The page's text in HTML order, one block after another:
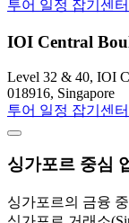
투어 일정 잡기 센
IOI Central
Level 32 & 40, IOI
018916, Singapore
투어 일정 잡기 센
싱가포르 중심
싱가포르의 금융